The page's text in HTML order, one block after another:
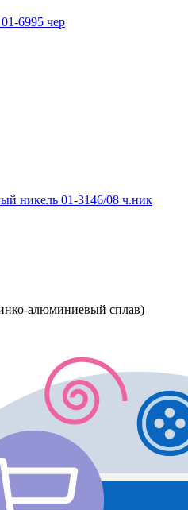
6995 чер
никель 01-3146/08 ч.ник
алюминиевый сплав)